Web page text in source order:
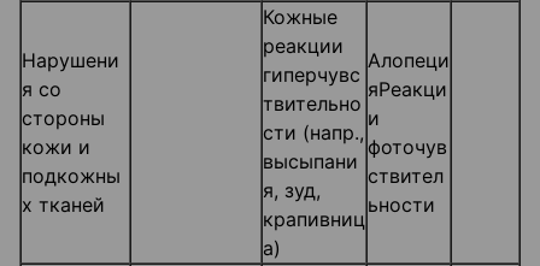
Нарушени
я со
стороны
кожи и
подкожны
х тканей
Кожные
реакции
гиперчувс
твительно
сти (напр.,
высыпани
я, зуд,
крапивниц
а)
Алопеци
яРеакци
и
фоточув
ствител
ьности